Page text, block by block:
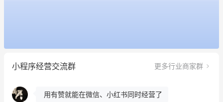
小程序经营交流群 更多行业商家群
冰墩墩货源充足需要的联系我
这个营销策划案例推荐大家看一下
用有赞就能在微信、小红书同时经营了